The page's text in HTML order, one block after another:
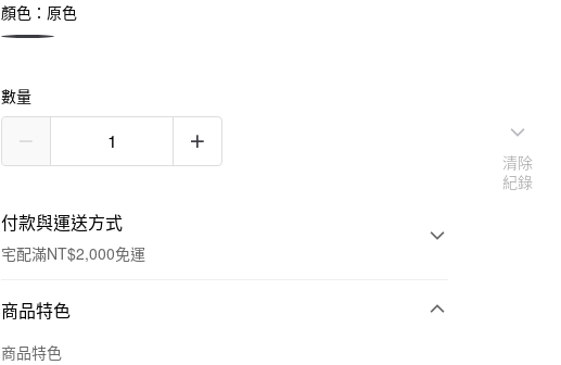
顏色：原色
數量
付款與運送方式
宅配滿NT$2,000免運
付款方式
信用卡一次付款
商品特色
商品特色
清除
紀錄